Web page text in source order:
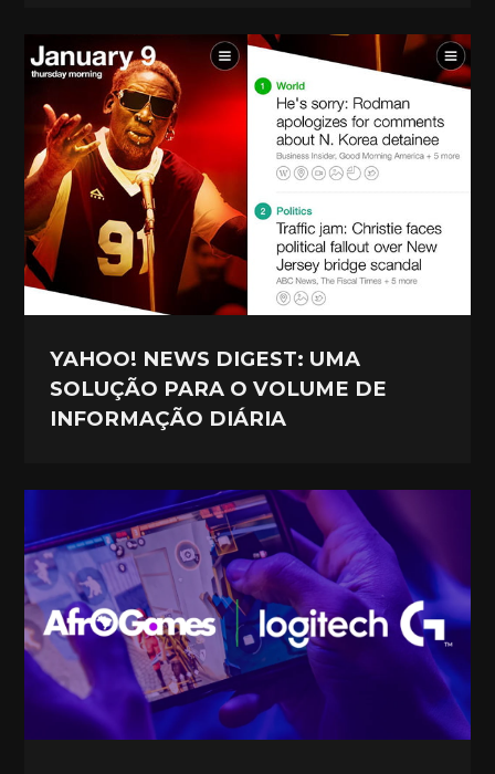
YAHOO! NEWS DIGEST: UMA
SOLUÇÃO PARA O VOLUME DE
INFORMAÇÃO DIÁRIA